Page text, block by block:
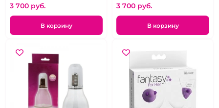
3 700 pуб.
В корзину
3 700 pуб.
В корзину